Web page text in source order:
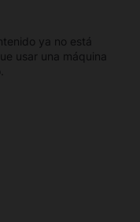
ya no está
usar una máquina